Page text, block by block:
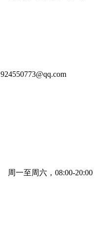
924550773@qq.com
周一至周六，08:00-20:00